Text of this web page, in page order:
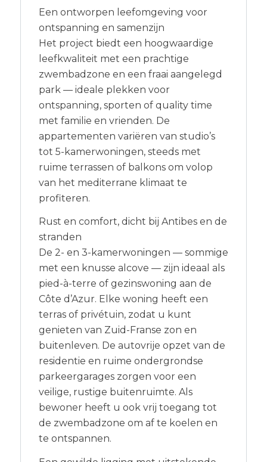
Een ontworpen leefomgeving voor
ontspanning en samenzijn
Het project biedt een hoogwaardige
leefkwaliteit met een prachtige
zwembadzone en een fraai aangelegd
park — ideale plekken voor
ontspanning, sporten of quality time
met familie en vrienden. De
appartementen variëren van studio’s
tot 5-kamerwoningen, steeds met
ruime terrassen of balkons om volop
van het mediterrane klimaat te
profiteren.
Rust en comfort, dicht bij Antibes en de
stranden
De 2- en 3-kamerwoningen — sommige
met een knusse alcove — zijn ideaal als
pied-à-terre of gezinswoning aan de
Côte d’Azur. Elke woning heeft een
terras of privétuin, zodat u kunt
genieten van Zuid-Franse zon en
buitenleven. De autovrije opzet van de
residentie en ruime ondergrondse
parkeergarages zorgen voor een
veilige, rustige buitenruimte. Als
bewoner heeft u ook vrij toegang tot
de zwembadzone om af te koelen en
te ontspannen.